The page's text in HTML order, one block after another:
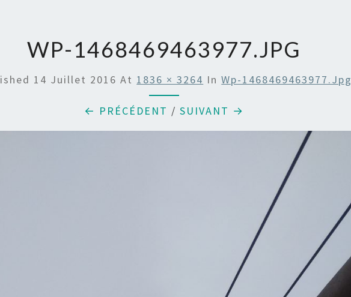
WP-1468469463977.JPG
14 Juillet 2016 At 1836 × 3264 InWp-1468469463977.jpg
← PRÉCÉDENT / SUIVANT →